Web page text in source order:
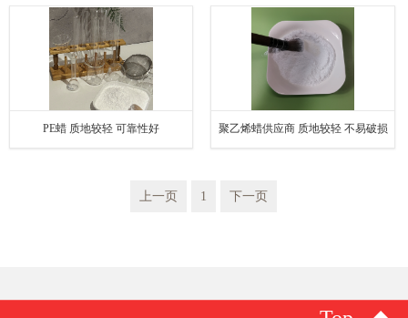
PE蜡 质地较轻 可靠性好 聚乙烯蜡供应商 质地较轻 不易破损
上一页 1 下一页